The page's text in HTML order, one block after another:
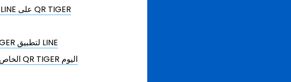
كيفية إنشاء رمز الاستجابة السريعة لرابط في البايو لتطبيق LINE على QR TIGER
فوائد استخدام رمز الاستجابة السريعة المخصص من QR TIGER لتطبيق LINE
أنشئ رمز الاستجابة السريعة الخاص بحساب LINE الخاص بك على QR TIGER اليوم